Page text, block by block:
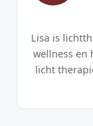
Lisa is
wellness en
licht